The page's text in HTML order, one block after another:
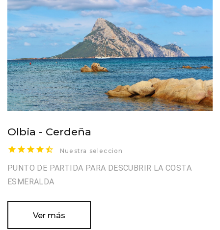
Olbia - Cerdeña
Nuestra seleccion
PUNTO DE PARTIDA PARA DESCUBRIR LA COSTA
ESMERALDA
Ver más